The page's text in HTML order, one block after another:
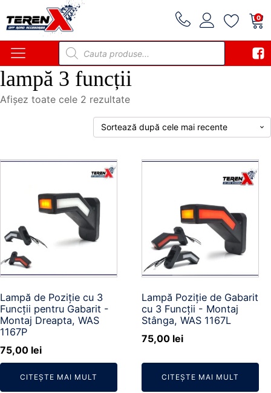
0
Products
search
lampă 3 funcții
Afișez toate cele 2 rezultateSortat
după
cele
recente
Lampă de Poziție cu 3
Funcții pentru Gabarit -
Montaj Dreapta, WAS
1167P
75,00 lei
CITEȘTE MAI MULT
Lampă Poziție de Gabarit
cu 3 Funcții - Montaj
Stânga, WAS 1167L
75,00 lei
CITEȘTE MAI MULT